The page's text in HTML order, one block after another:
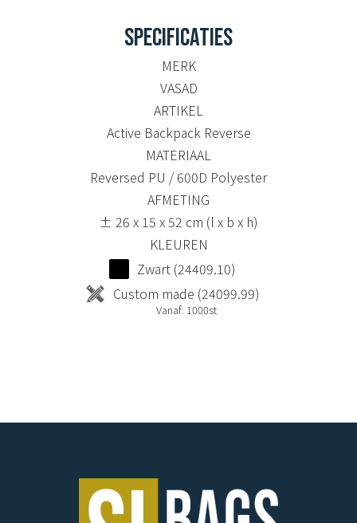
SPECIFICATIES
MERK
VASAD
ARTIKEL
Active Backpack Reverse
MATERIAAL
Reversed PU / 600D Polyester
AFMETING
± 26 x 15 x 52 cm (l x b x h)
KLEUREN
Zwart (24409.10)
Custom made (24099.99)
Vanaf: 1000st